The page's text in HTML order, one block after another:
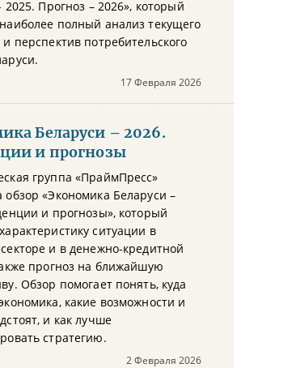
2025. Прогноз – 2026», который
полный анализ текущего
и перспектив потребительского
17 Февраля 2026
Беларуси – 2026.
и прогнозы
группа «ПраймПресс»
обзор «Экономика Беларуси –
и прогнозы», который
ситуации в
и в денежно-кредитной
прогноз на ближайшую
Обзор помогает понять, куда
какие возможности и
и как лучше
стратегию.
2 Февраля 2026